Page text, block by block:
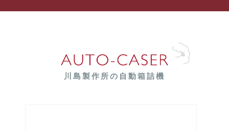
川島製作所の自動箱詰機